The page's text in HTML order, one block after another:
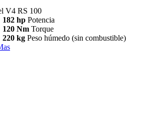
V4 RS 100
182 hp Potencia
120 Nm Torque
220 kg Peso húmedo (sin combustible)